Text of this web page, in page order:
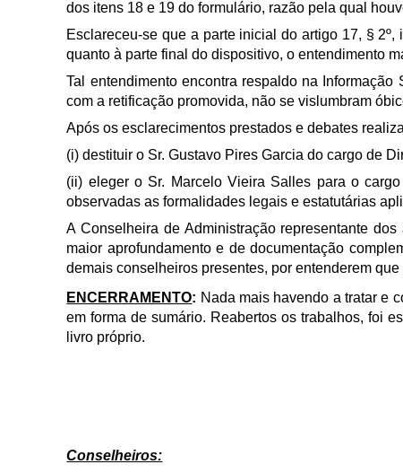
dos itens 18 e 19 do formulário, razão pela qual
Esclareceu-se que a parte inicial do artigo 17, §
quanto à parte final do dispositivo, o entendimento
Tal entendimento encontra respaldo na
com a retificação promovida, não se vislumbram
Após os esclarecimentos prestados e debates
(i) destituir o Sr. Gustavo Pires Garcia do cargo de
(ii) eleger o Sr. Marcelo Vieira Salles para o
observadas as formalidades legais e estatutárias
A Conselheira de Administração representante
maior aprofundamento e de documentação
demais conselheiros presentes, por entenderem
ENCERRAMENTO: Nada mais havendo a tratar e
em forma de sumário. Reabertos os trabalhos, foi
livro próprio.
Conselheiros: